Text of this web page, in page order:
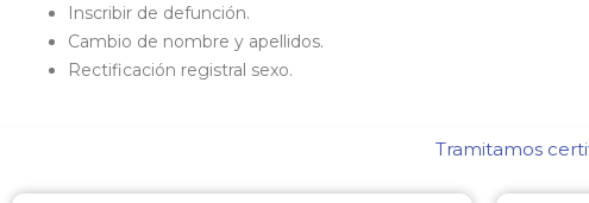
Inscribir de defunción.
Cambio de nombre y apellidos.
Rectificación registral sexo.
Tramitamos